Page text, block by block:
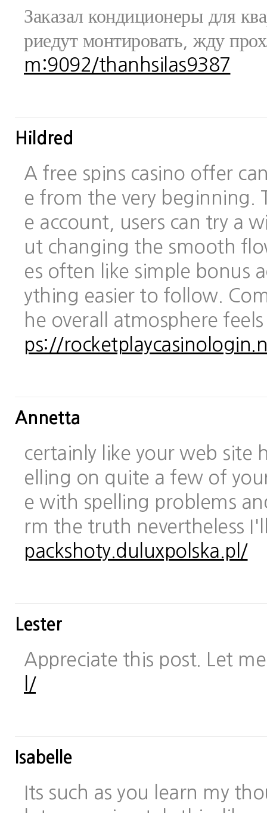
Заказал кондиционеры для
риедут монтировать, жду
m:9092/thanhsilas9387
Hildred
A free spins casino offer
e from the very beginning.
e account, users can try a
ut changing the smooth
es often like simple bonus
ything easier to follow.
he overall atmosphere
ps://
Annetta
certainly like your web site
elling on quite a few of
e with spelling problems
rm the truth nevertheless
packshoty.duluxpolska.pl/
Lester
Appreciate this post. Let
l/
Isabelle
Its such as you learn my